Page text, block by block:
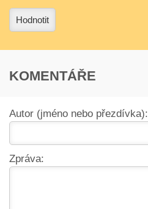
Hodnotit
KOMENTÁŘE
Autor (jméno nebo přezdívka):
Zpráva: